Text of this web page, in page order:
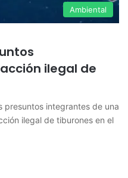
Ambiental
ilegal de
presuntos integrantes de una
ilegal de tiburones en el